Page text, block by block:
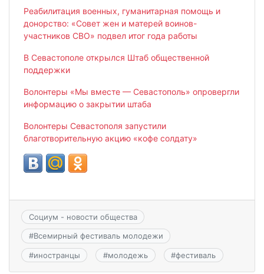
Реабилитация военных, гуманитарная помощь и
донорство: «Совет жен и матерей воинов-
участников СВО» подвел итог года работы
В Севастополе открылся Штаб общественной
поддержки
Волонтеры «Мы вместе — Севастополь» опровергли
информацию о закрытии штаба
Волонтеры Севастополя запустили
благотворительную акцию «кофе солдату»
Социум - новости общества
#Всемирный фестиваль молодежи
#иностранцы #молодежь #фестиваль